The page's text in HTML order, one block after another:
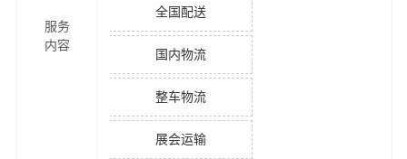
服务
内容
全国配送
国内物流
整车物流
展会运输